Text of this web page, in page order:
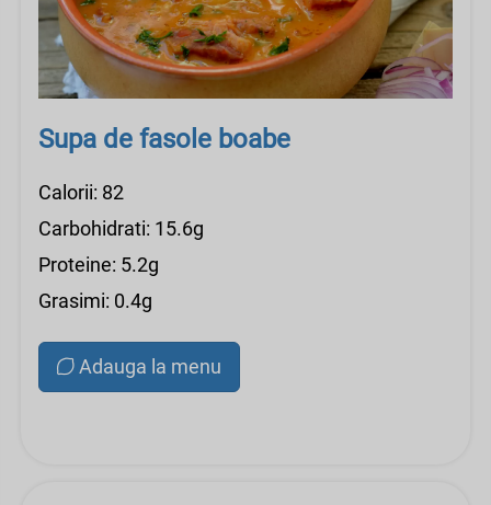
Supa de fasole boabe
Calorii: 82
Carbohidrati: 15.6g
Proteine: 5.2g
Grasimi: 0.4g
Adauga la menu